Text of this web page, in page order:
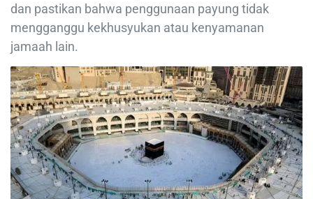
dan pastikan bahwa penggunaan payung tidak
mengganggu kekhusyukan atau kenyamanan
jamaah lain.